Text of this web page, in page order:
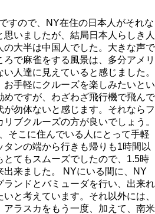
すので、NY在住の日本人がそれな
いましたが、結局日本人らしき人
の大半は中国人でした。大きな声で
で麻雀をする風景は、多分アメリ
人達に見えていると感じました。
手軽にクルーズを楽しみたいとい
めですが、わざわざ飛行機で飛んで
勿体ないと感じます。それならフ
ブクルーズの方が良いでしょう。
そこに住んでいる人にとって手軽
ンの端から行きも帰りも1時間以
とてもスムーズでしたので、1.5時
出来ました。 NYにいる間に、NY
ンドとバミューダを行い、出来れ
と考えています。それ以外には、
アラスカをもう一度、加えて、南米